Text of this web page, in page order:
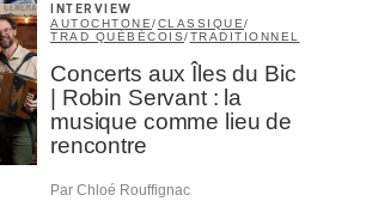
INTERVIEW
AUTOCHTONE/CLASSIQUE/
TRAD QUÉBÉCOIS/TRADITIONNEL
Concerts aux Îles du Bic
| Robin Servant : la
musique comme lieu de
rencontre
Par Chloé Rouffignac